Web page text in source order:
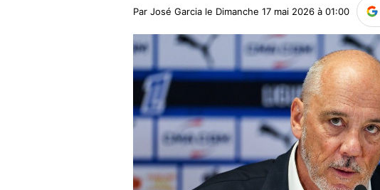
Par José Garcia le Dimanche 17 mai 2026 à 01:00